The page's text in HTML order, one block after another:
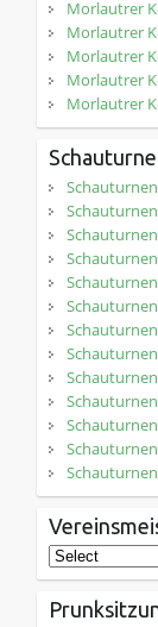
Morlautrer
Morlautrer
Morlautrer
Morlautrer
Morlautrer